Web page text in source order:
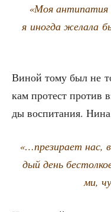
«Моя анти­па­тия
я ино­гда жела­ла
Виной тому был не
кам про­тест про­тив
ды вос­пи­та­ния.
«…пре­зи­ра­ет нас,
дый день
ми,